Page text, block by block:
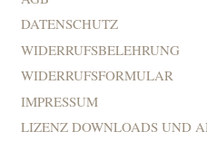
DATENSCHUTZ
WIDERRUFSBELEHRUNG
WIDERRUFSFORMULAR
IMPRESSUM
LIZENZ DOWNLOADS UND